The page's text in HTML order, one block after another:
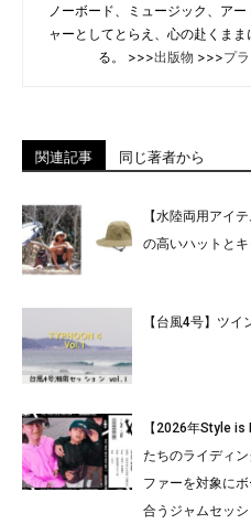
ノーボード、ミュージック、ア
ャーとしてとらえ、心の赴くま
る。 >>>出版物 >>>プ
関連記事 同じ著者から
【水陸両用アイ
の高いハットとキ
【台風4号】ツ
【2026年Style
たちのライディ
ファーを対象に
合うジャムセッ